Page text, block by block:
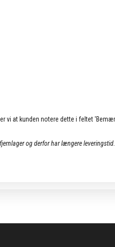
vi at kunden notere dette i feltet
og derfor har længere leveringstid.